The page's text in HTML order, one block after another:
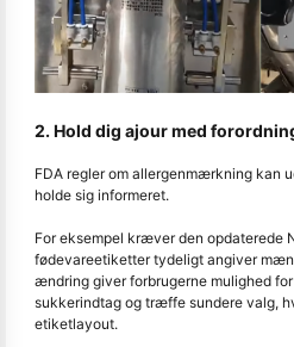
2. Hold dig ajour med
FDA regler om allergenmærkning kan
holde sig informeret.
For eksempel kræver den opdaterede
fødevareetiketter tydeligt angiver
ændring giver forbrugerne mulighed
sukkerindtag og træffe sundere valg,
etiketlayout.